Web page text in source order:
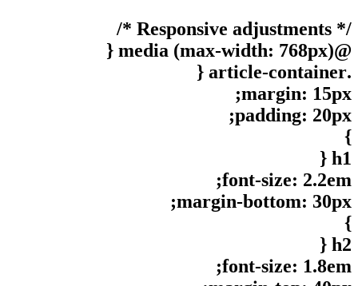
/* Responsive adjustments */
@media (max-width: 768px) {
.article-container {
margin: 15px;
padding: 20px;
}
h1 {
font-size: 2.2em;
margin-bottom: 30px;
}
h2 {
font-size: 1.8em;